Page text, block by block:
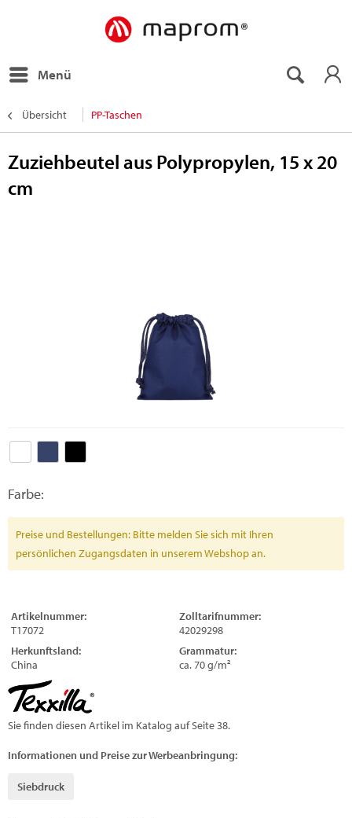
Menü
Übersicht PP-Taschen
Zuziehbeutel aus Polypropylen, 15 x 20
cm
Farbe:
Preise und Bestellungen: Bitte melden Sie sich mit Ihren
persönlichen Zugangsdaten in unserem Webshop an.
Artikelnummer:
T17072
Zolltarifnummer:
42029298
Herkunftsland:
China
Grammatur:
ca. 70 g/m²
Sie finden diesen Artikel im Katalog auf Seite 38.
Informationen und Preise zur Werbeanbringung:
Siebdruck